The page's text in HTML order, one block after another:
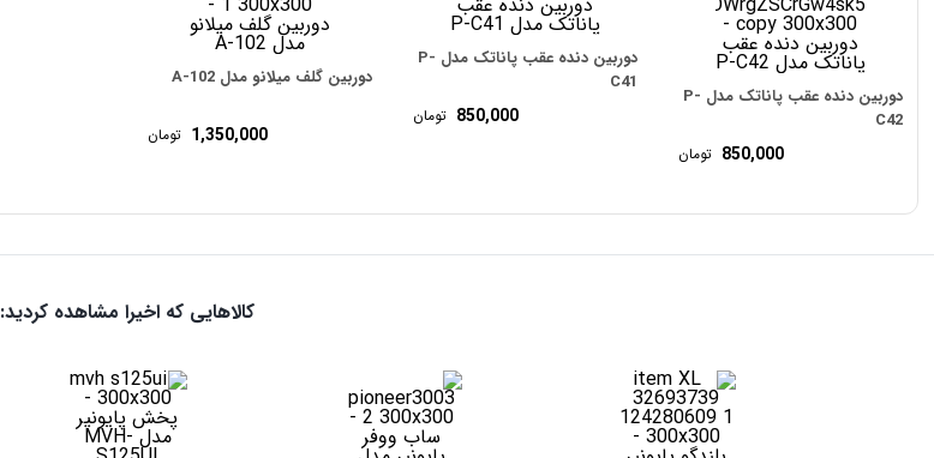
دوربین دنده عقب پاناتک مدل P-
C42
850,000 تومان
دوربین دنده عقب پاناتک مدل P-
C41
850,000 تومان
دوربین گلف میلانو مدل A-102
1,350,000 تومان
کالاهایی که اخیرا مشاهده کردید: